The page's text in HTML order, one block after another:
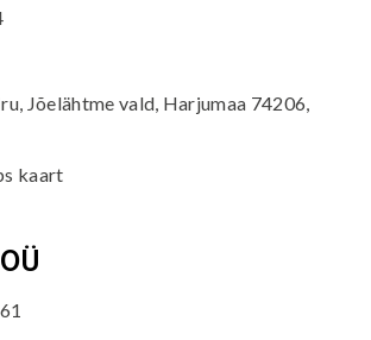
Jõelähtme vald, Harjumaa 74206,
kaart